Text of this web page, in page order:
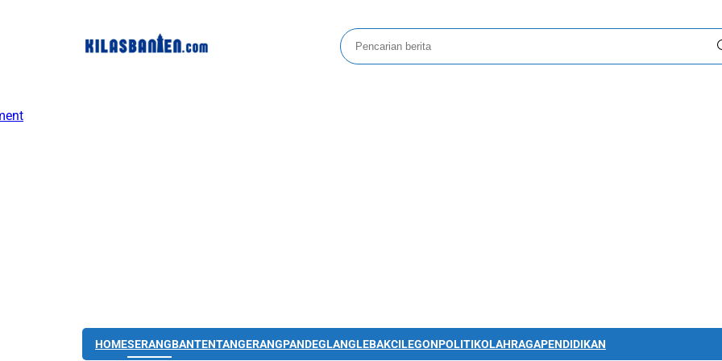
HOMESERANGBANTENTANGERANGPANDEGLANGLEBAKCILEGONPOLITIKOLAHRAGAPENDIDIKAN